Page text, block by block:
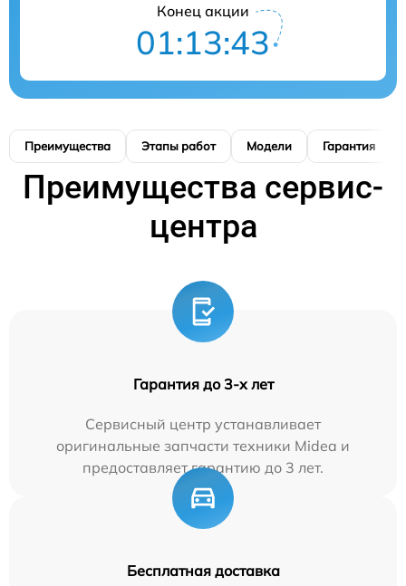
Конец акции
01:13:42
Преимущества Этапы работ Модели Гарантия
Преимущества сервис-
центра
Гарантия до 3-х лет
Сервисный центр устанавливает
оригинальные запчасти техники Midea и
предоставляет гарантию до 3 лет.
Бесплатная доставка